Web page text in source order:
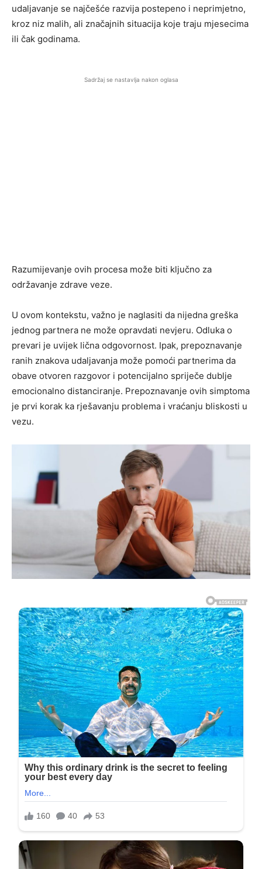
udaljavanje se najčešće razvija postepeno i neprimjetno,
kroz niz malih, ali značajnih situacija koje traju mjesecima
ili čak godinama.
Sadržaj se nastavlja nakon oglasa
Razumijevanje ovih procesa može biti ključno za
održavanje zdrave veze.
U ovom kontekstu, važno je naglasiti da nijedna greška
jednog partnera ne može opravdati nevjeru. Odluka o
prevari je uvijek lična odgovornost. Ipak, prepoznavanje
ranih znakova udaljavanja može pomoći partnerima da
obave otvoren razgovor i potencijalno spriječe dublje
emocionalno distanciranje. Prepoznavanje ovih simptoma
je prvi korak ka rješavanju problema i vraćanju bliskosti u
vezu.